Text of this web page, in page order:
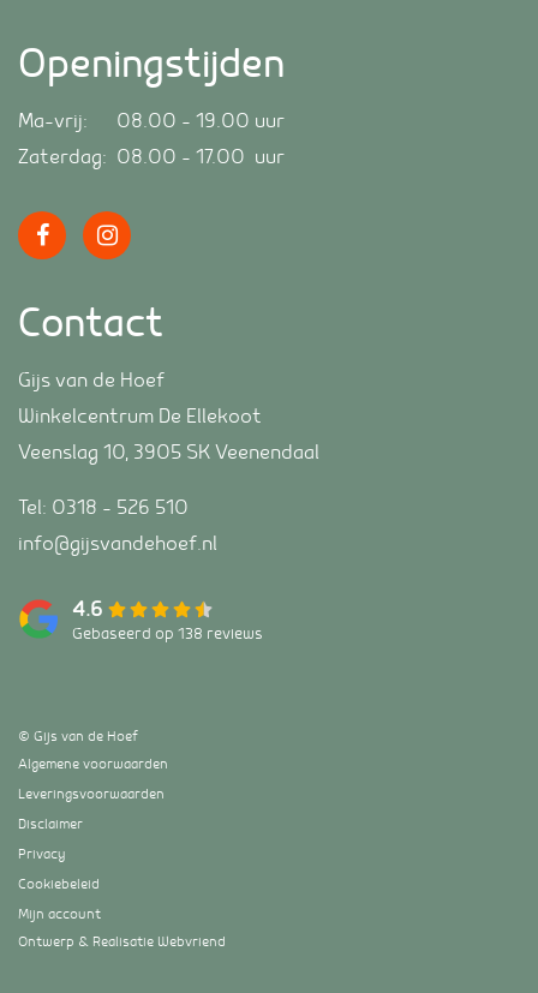
Openingstijden
Ma-vrij: 08.00 – 19.00 uur
Zaterdag: 08.00 – 17.00 uur
Contact
Gijs van de Hoef
Winkelcentrum De Ellekoot
Veenslag 10, 3905 SK Veenendaal
Tel: 0318 – 526 510
info@gijsvandehoef.nl
4.6
Gebaseerd op 138 reviews
© Gijs van de Hoef
Algemene voorwaarden
Leveringsvoorwaarden
Disclaimer
Privacy
Cookiebeleid
Mijn account
Ontwerp & Realisatie Webvriend